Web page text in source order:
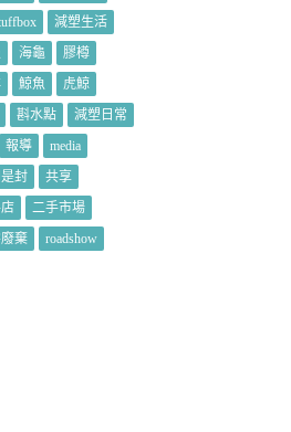
減塑生活
海龜
膠樽
鯨魚
虎鯨
斟水點
減塑日常
報導
media
封
共享
二手市場
棄
roadshow